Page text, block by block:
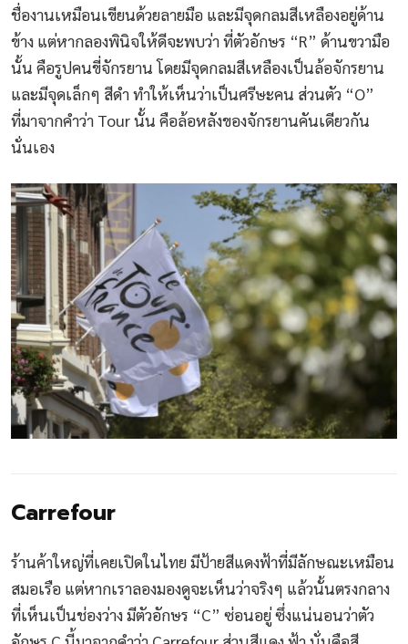
ชื่องานเหมือนเขียนด้วยลายมือ และมีจุดกลมสีเหลืองอยู่ด้าน
ข้าง แต่หากลองพินิจให้ดีจะพบว่า ที่ตัวอักษร “R” ด้านขวามือ
นั้น คือรูปคนขี่จักรยาน โดยมีจุดกลมสีเหลืองเป็นล้อจักรยาน
และมีจุดเล็กๆ สีดำ ทำให้เห็นว่าเป็นศรีษะคน ส่วนตัว “O”
ที่มาจากคำว่า Tour นั้น คือล้อหลังของจักรยานคันเดียวกัน
นั่นเอง
Carrefour
ร้านค้าใหญ่ที่เคยเปิดในไทย มีป้ายสีแดงฟ้าที่มีลักษณะเหมือน
สมอเรือ แต่หากเราลองมองดูจะเห็นว่าจริงๆ แล้วนั้นตรงกลาง
ที่เห็นเป็นช่องว่าง มีตัวอักษร “C” ซ่อนอยู่ ซึ่งแน่นอนว่าตัว